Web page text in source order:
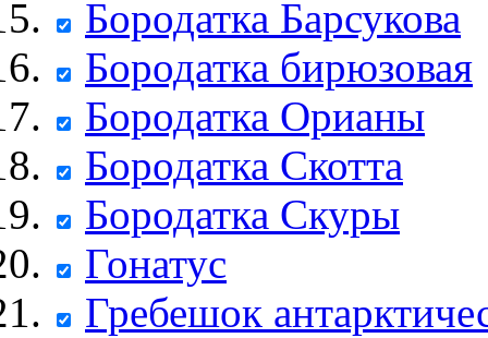
Бородатка Барсукова
Бородатка бирюзовая
Бородатка Орианы
Бородатка Скотта
Бородатка Скуры
Гонатус
Гребешок